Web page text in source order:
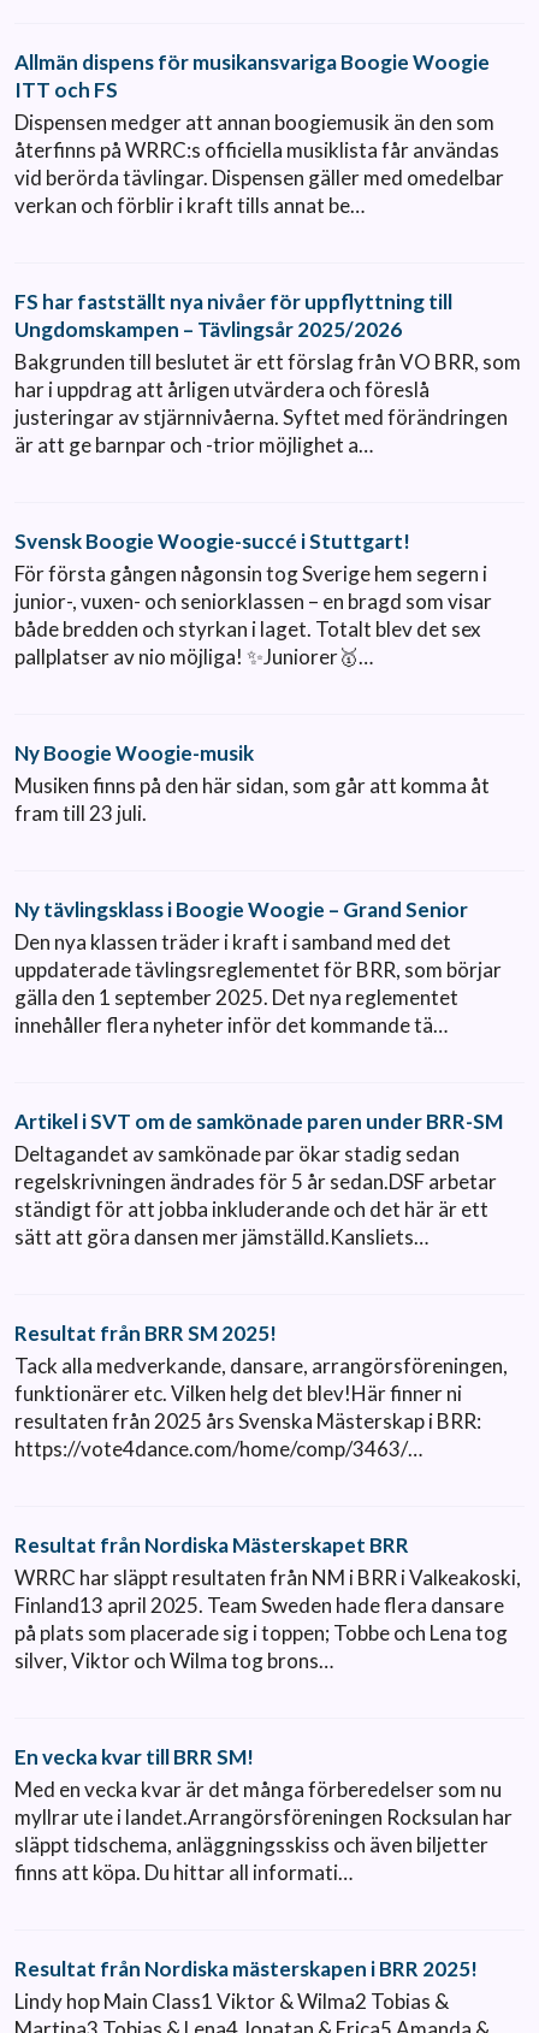
Allmän dispens för musikansvariga Boogie Woogie
ITT och FS
Dispensen medger att annan boogiemusik än den som
återfinns på WRRC:s officiella musiklista får användas
vid berörda tävlingar. Dispensen gäller med omedelbar
verkan och förblir i kraft tills annat be…
FS har fastställt nya nivåer för uppflyttning till
Ungdomskampen – Tävlingsår 2025/2026
Bakgrunden till beslutet är ett förslag från VO BRR, som
har i uppdrag att årligen utvärdera och föreslå
justeringar av stjärnnivåerna. Syftet med förändringen
är att ge barnpar och -trior möjlighet a…
Svensk Boogie Woogie-succé i Stuttgart!
För första gången någonsin tog Sverige hem segern i
junior-, vuxen- och seniorklassen – en bragd som visar
både bredden och styrkan i laget. Totalt blev det sex
pallplatser av nio möjliga! ✨Juniorer🥇…
Ny Boogie Woogie-musik
Musiken finns på den här sidan, som går att komma åt
fram till 23 juli.
Ny tävlingsklass i Boogie Woogie – Grand Senior
Den nya klassen träder i kraft i samband med det
uppdaterade tävlingsreglementet för BRR, som börjar
gälla den 1 september 2025. Det nya reglementet
innehåller flera nyheter inför det kommande tä…
Artikel i SVT om de samkönade paren under BRR-SM
Deltagandet av samkönade par ökar stadig sedan
regelskrivningen ändrades för 5 år sedan.DSF arbetar
ständigt för att jobba inkluderande och det här är ett
sätt att göra dansen mer jämställd.Kansliets…
Resultat från BRR SM 2025!
Tack alla medverkande, dansare, arrangörsföreningen,
funktionärer etc. Vilken helg det blev!Här finner ni
resultaten från 2025 års Svenska Mästerskap i BRR:
https://vote4dance.com/home/comp/3463/…
Resultat från Nordiska Mästerskapet BRR
WRRC har släppt resultaten från NM i BRR i Valkeakoski,
Finland13 april 2025. Team Sweden hade flera dansare
på plats som placerade sig i toppen; Tobbe och Lena tog
silver, Viktor och Wilma tog brons…
En vecka kvar till BRR SM!
Med en vecka kvar är det många förberedelser som nu
myllrar ute i landet.Arrangörsföreningen Rocksulan har
släppt tidschema, anläggningsskiss och även biljetter
finns att köpa. Du hittar all informati…
Resultat från Nordiska mästerskapen i BRR 2025!
Lindy hop Main Class1 Viktor & Wilma2 Tobias &